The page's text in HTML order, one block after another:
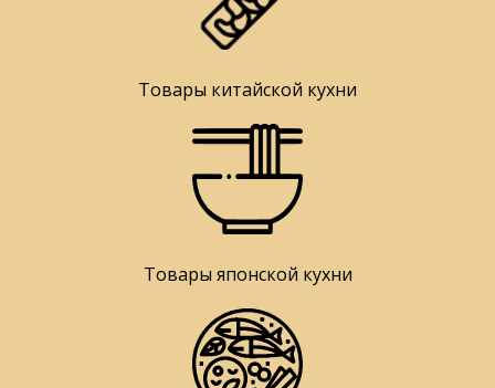
Товары китайской кухни
Товары японской кухни